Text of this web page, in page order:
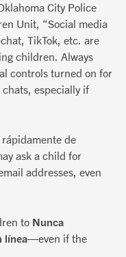
City Police
Unit, “Social media
TikTok, etc. are
children. Always
controls turned on for
especially if
rápidamente de
ask a child for
addresses, even
to Nunca
línea—even if the